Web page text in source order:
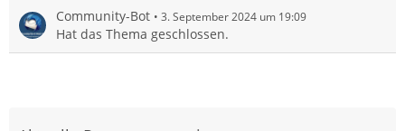
Community-Bot 3. September 2024 um 19:09
Hat das Thema geschlossen.